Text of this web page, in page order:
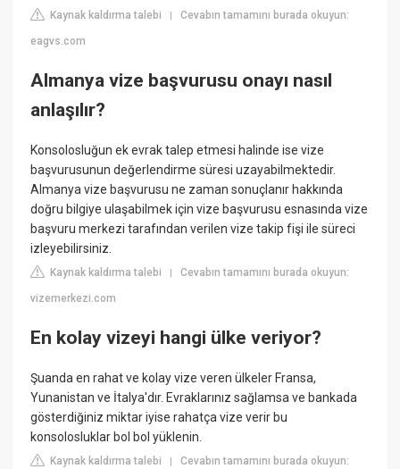
Kaynak kaldırma talebi |Cevabın tamamını burada okuyun:
eagvs.com
Almanya vize başvurusu onayı nasıl
anlaşılır?
Konsolosluğun ek evrak talep etmesi halinde ise vize
başvurusunun değerlendirme süresi uzayabilmektedir.
Almanya vize başvurusu ne zaman sonuçlanır hakkında
doğru bilgiye ulaşabilmek için vize başvurusu esnasında vize
başvuru merkezi tarafından verilen vize takip fişi ile süreci
izleyebilirsiniz.
Kaynak kaldırma talebi |Cevabın tamamını burada okuyun:
vizemerkezi.com
En kolay vizeyi hangi ülke veriyor?
Şuanda en rahat ve kolay vize veren ülkeler Fransa,
Yunanistan ve İtalya'dır. Evraklarınız sağlamsa ve bankada
gösterdiğiniz miktar iyise rahatça vize verir bu
konsolosluklar bol bol yüklenin.
Kaynak kaldırma talebi |Cevabın tamamını burada okuyun: